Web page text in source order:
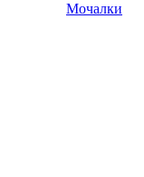
Мочалки